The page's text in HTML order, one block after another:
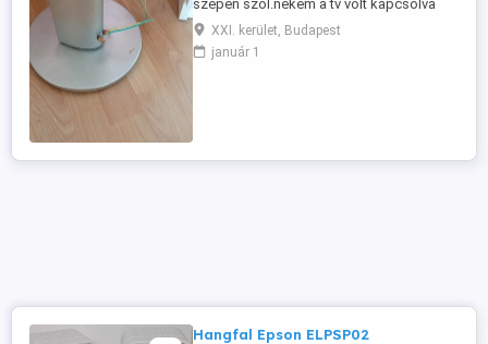
szépen szól.nekem a tv volt kapcsolva
XXI. kerület, Budapest
január 1
Hangfal Epson ELPSP02